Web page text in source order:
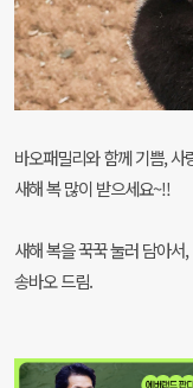
바오패밀리와 함께 기쁨,
새해 복 많이 받으세요~!!
새해 복을 꾹꾹 눌러 담아서,
송바오 드림.